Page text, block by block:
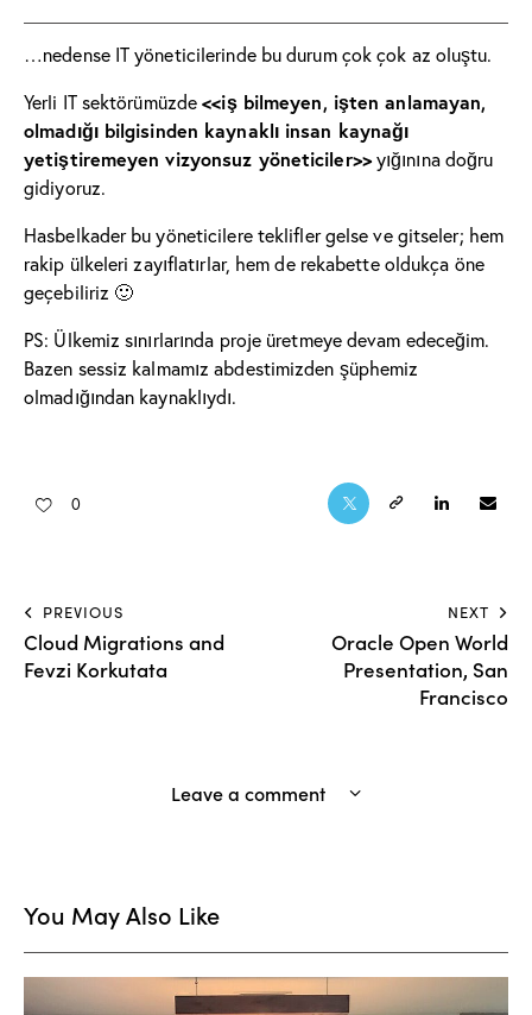
…nedense IT yöneticilerinde bu durum çok çok az oluştu.
Yerli IT sektörümüzde<<iş bilmeyen, işten anlamayan,
olmadığı bilgisinden kaynaklı insan kaynağı
yetiştiremeyen vizyonsuz yöneticiler>>yığınına doğru
gidiyoruz.
Hasbelkader bu yöneticilere teklifler gelse ve gitseler; hem
rakip ülkeleri zayıflatırlar, hem de rekabette oldukça öne
geçebiliriz 🙂
PS: Ülkemiz sınırlarında proje üretmeye devam edeceğim.
Bazen sessiz kalmamız abdestimizden şüphemiz
olmadığından kaynaklıydı.
0
PREVIOUS
Cloud Migrations and
Fevzi Korkutata
NEXT
Oracle Open World
Presentation, San
Francisco
Leave a comment
You May Also Like